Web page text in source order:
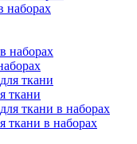
наборах
ткани
ткани в наборах